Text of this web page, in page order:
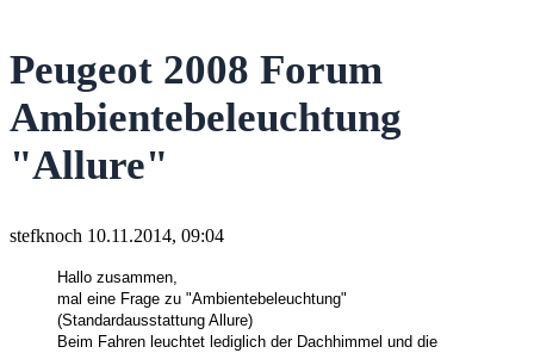
Peugeot 2008 Forum
Ambientebeleuchtung
"Allure"
stefknoch 10.11.2014, 09:04
Hallo zusammen,
mal eine Frage zu "Ambientebeleuchtung"
(Standardausstattung Allure)
Beim Fahren leuchtet lediglich der Dachhimmel und die